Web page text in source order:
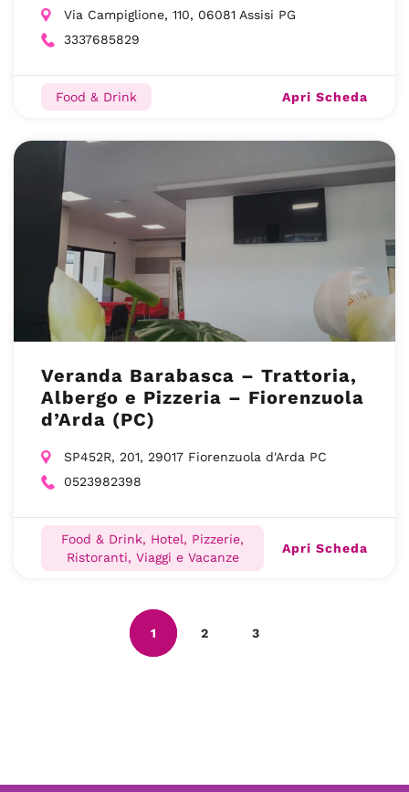
Via Campiglione, 110, 06081 Assisi PG
3337685829
Food & Drink Apri Scheda
Veranda Barabasca – Trattoria,
Albergo e Pizzeria – Fiorenzuola
d’Arda (PC)
SP452R, 201, 29017 Fiorenzuola d'Arda PC
0523982398
Food & Drink, Hotel, Pizzerie,
Ristoranti, Viaggi e Vacanze
Apri Scheda
1 2 3